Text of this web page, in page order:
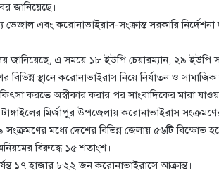
জানিয়েছে।
ভেজাল এবং করোনাভাইরাস-সংক্রান্ত সরকারি
জানিয়েছে, এ সময়ে ১৮ ইউপি চেয়ারম্যান, ২৯
স্থানে করোনাভাইরাস নিয়ে নির্যাতন ও
করতে অস্বীকার করার পর সাংবাদিকের মারা
মির্জাপুর উপজেলায় করোনাভাইরাস
মধ্যে দেশের বিভিন্ন জেলায় ৫৬টি বিক্ষোভ
বিরুদ্ধে ১৫ শতাংশ।
১৭ হাজার ৮২২ জন করোনাভাইরাসে আক্রান্ত।